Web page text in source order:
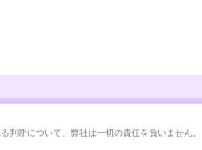
判断について、弊社は一切の責任を負いません。